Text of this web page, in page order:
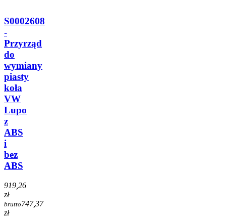
S0002608
-
Przyrząd
do
wymiany
piasty
koła
VW
Lupo
z
ABS
i
bez
ABS
919,26
zł
brutto747,37
zł